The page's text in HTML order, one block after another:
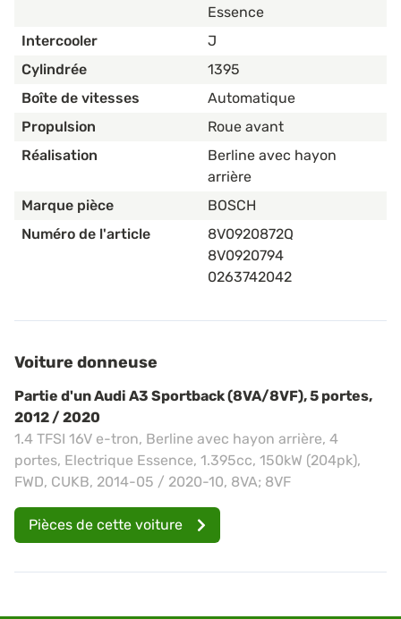
Essence
Intercooler
J
Cylindrée
1395
Boîte de vitesses
Automatique
Propulsion
Roue avant
Réalisation
Berline avec hayon
arrière
Marque pièce
BOSCH
Numéro de l'article
8V0920872Q
8V0920794
0263742042
Voiture donneuse
Partie d'un Audi A3 Sportback (8VA/8VF), 5 portes,
2012 / 2020
1.4 TFSI 16V e-tron, Berline avec hayon arrière, 4
portes, Electrique Essence, 1.395cc, 150kW (204pk),
FWD, CUKB, 2014-05 / 2020-10, 8VA; 8VF
Pièces de cette voiture